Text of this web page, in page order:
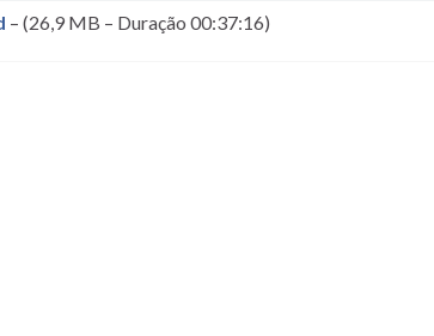
– (26,9 MB – Duração 00:37:16)